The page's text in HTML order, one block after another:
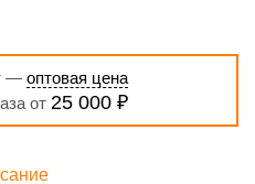
— оптовая цена
от 25 000 ₽